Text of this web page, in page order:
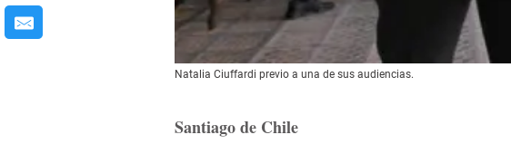
Natalia Ciuffardi previo a una de sus audiencias.
Santiago de Chile